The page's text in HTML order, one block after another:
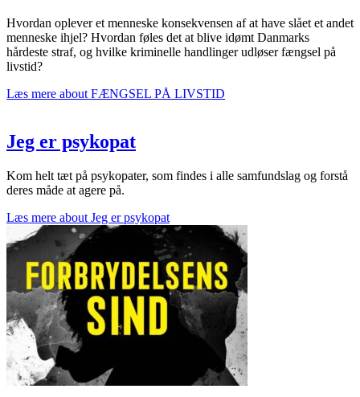
Hvordan oplever et menneske konsekvensen af at have slået et andet
menneske ihjel? Hvordan føles det at blive idømt Danmarks
hårdeste straf, og hvilke kriminelle handlinger udløser fængsel på
livstid?
Læs mere about FÆNGSEL PÅ LIVSTID
Jeg er psykopat
Kom helt tæt på psykopater, som findes i alle samfundslag og forstå
deres måde at agere på.
Læs mere about Jeg er psykopat